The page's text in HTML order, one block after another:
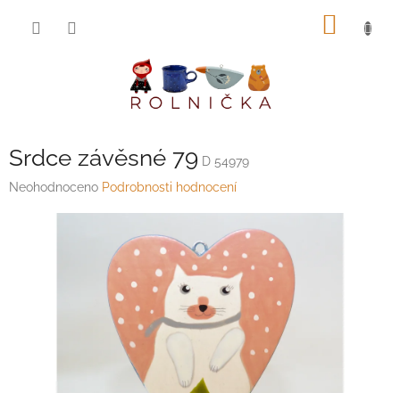
Srdce závěsné 79 D 54979
Průměrné
Neohodnoceno Podrobnosti hodnocení